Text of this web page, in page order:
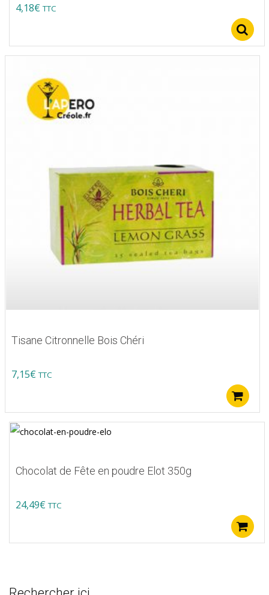
4,18€ TTC
Tisane Citronnelle Bois Chéri
7,15€ TTC
Chocolat de Fête en poudre Elot 350g
24,49€ TTC